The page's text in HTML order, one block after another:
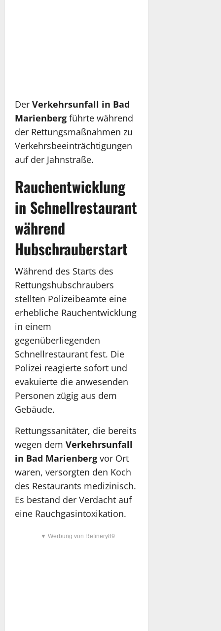
Der Verkehrsunfall in Bad
Marienberg führte während
der Rettungsmaßnahmen zu
Verkehrsbeeinträchtigungen
auf der Jahnstraße.
Rauchentwicklung
in Schnellrestaurant
während
Hubschrauberstart
Während des Starts des
Rettungshubschraubers
stellten Polizeibeamte eine
erhebliche Rauchentwicklung
in einem
gegenüberliegenden
Schnellrestaurant fest. Die
Polizei reagierte sofort und
evakuierte die anwesenden
Personen zügig aus dem
Gebäude.
Rettungssanitäter, die bereits
wegen dem Verkehrsunfall
in Bad Marienberg vor Ort
waren, versorgten den Koch
des Restaurants medizinisch.
Es bestand der Verdacht auf
eine Rauchgasintoxikation.
▼ Werbung von Refinery89